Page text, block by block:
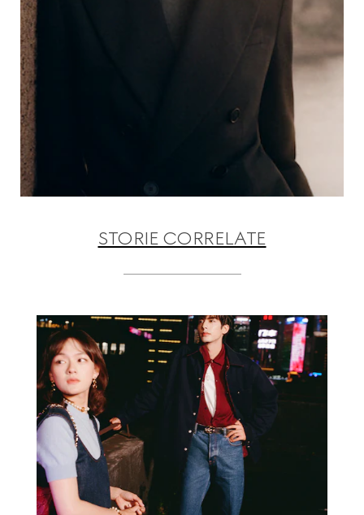
STORIE CORRELATE